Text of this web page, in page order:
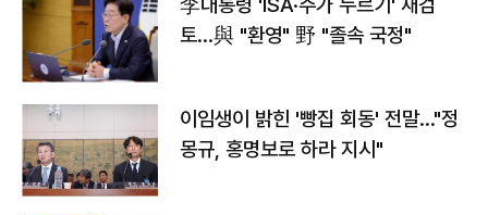
토…與 "환영" 野 "졸속 국정"
이임생이 밝힌 '빵집 회동' 전말…"정
몽규, 홍명보로 하라 지시"